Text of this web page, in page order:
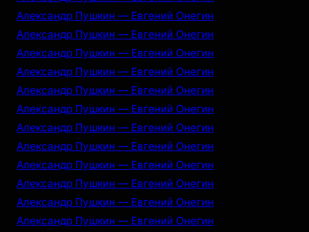
Александр Пушкин — Евгений Онегин
Александр Пушкин — Евгений Онегин
Александр Пушкин — Евгений Онегин
Александр Пушкин — Евгений Онегин
Александр Пушкин — Евгений Онегин
Александр Пушкин — Евгений Онегин
Александр Пушкин — Евгений Онегин
Александр Пушкин — Евгений Онегин
Александр Пушкин — Евгений Онегин
Александр Пушкин — Евгений Онегин
Александр Пушкин — Евгений Онегин
Александр Пушкин — Евгений Онегин